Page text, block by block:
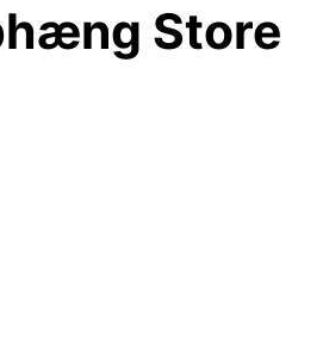
Store